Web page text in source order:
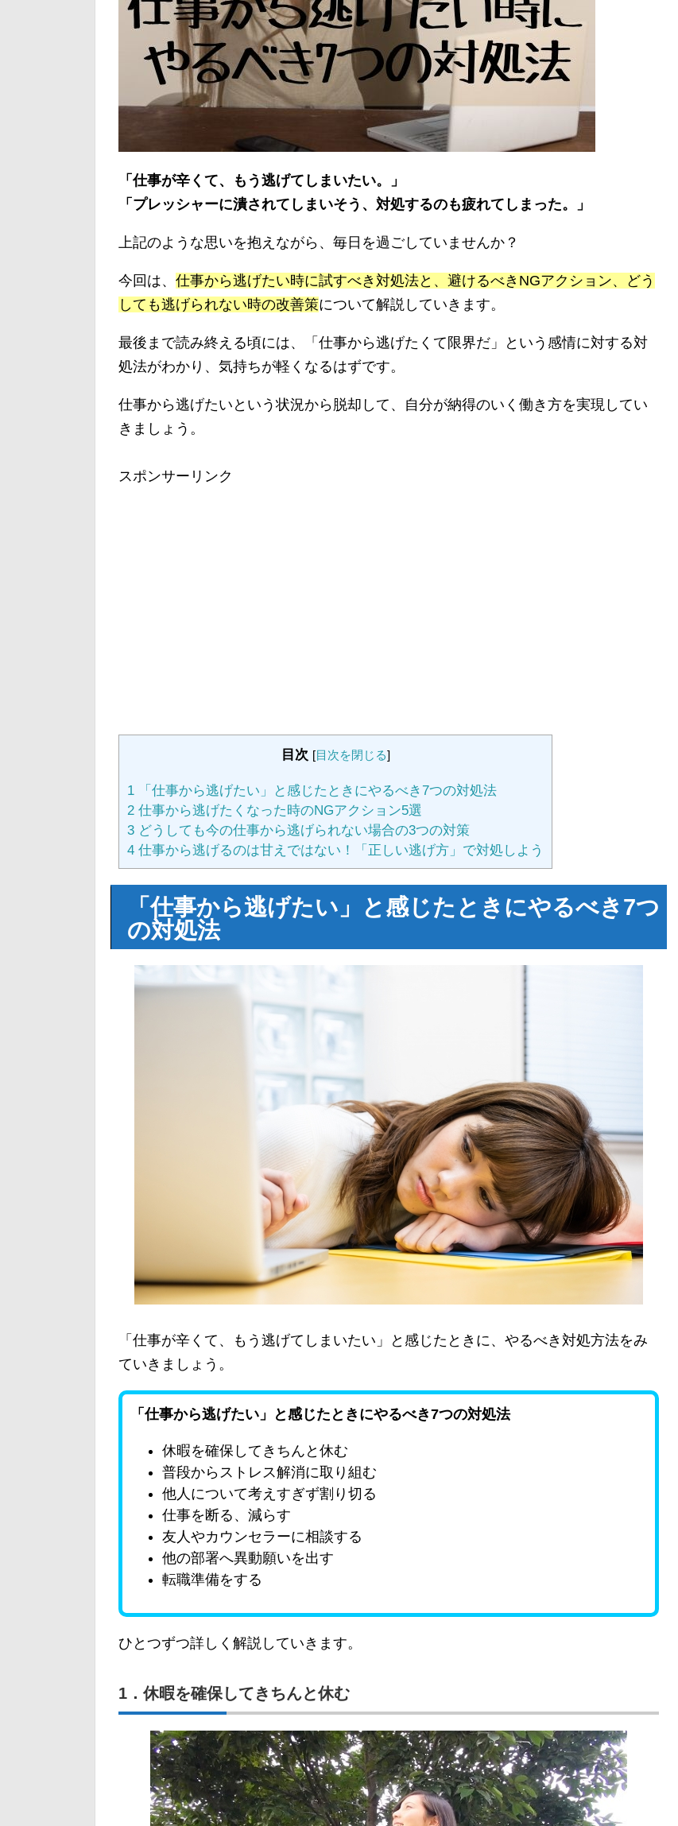
「仕事が辛くて、もう逃げてしまいたい。」
「プレッシャーに潰されてしまいそう、対処するのも疲れてしまった。」
上記のような思いを抱えながら、毎日を過ごしていませんか？
今回は、 仕事から逃げたい時に試すべき対処法と、避けるべきNGアクション、どう
しても逃げられない時の改善策について解説していきます。
最後まで読み終える頃には、「仕事から逃げたくて限界だ」という感情に対する対
処法がわかり、気持ちが軽くなるはずです。
仕事から逃げたいという状況から脱却して、自分が納得のいく働き方を実現してい
きましょう。
スポンサーリンク
目次 [目次を閉じる]
1 「仕事から逃げたい」と感じたときにやるべき7つの対処法
2 仕事から逃げたくなった時のNGアクション5選
3 どうしても今の仕事から逃げられない場合の3つの対策
4 仕事から逃げるのは甘えではない！「正しい逃げ方」で対処しよう
「仕事から逃げたい」と感じたときにやるべき7つ
の対処法
「仕事が辛くて、もう逃げてしまいたい」と感じたときに、やるべき対処方法をみ
ていきましょう。
「仕事から逃げたい」と感じたときにやるべき7つの対処法
休暇を確保してきちんと休む
普段からストレス解消に取り組む
他人について考えすぎず割り切る
仕事を断る、減らす
友人やカウンセラーに相談する
他の部署へ異動願いを出す
転職準備をする
ひとつずつ詳しく解説していきます。
1．休暇を確保してきちんと休む